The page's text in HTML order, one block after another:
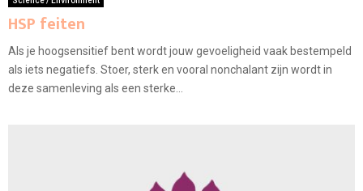
HSP feiten
Als je hoogsensitief bent wordt jouw gevoeligheid vaak bestempeld
als iets negatiefs. Stoer, sterk en vooral nonchalant zijn wordt in
deze samenleving als een sterke...